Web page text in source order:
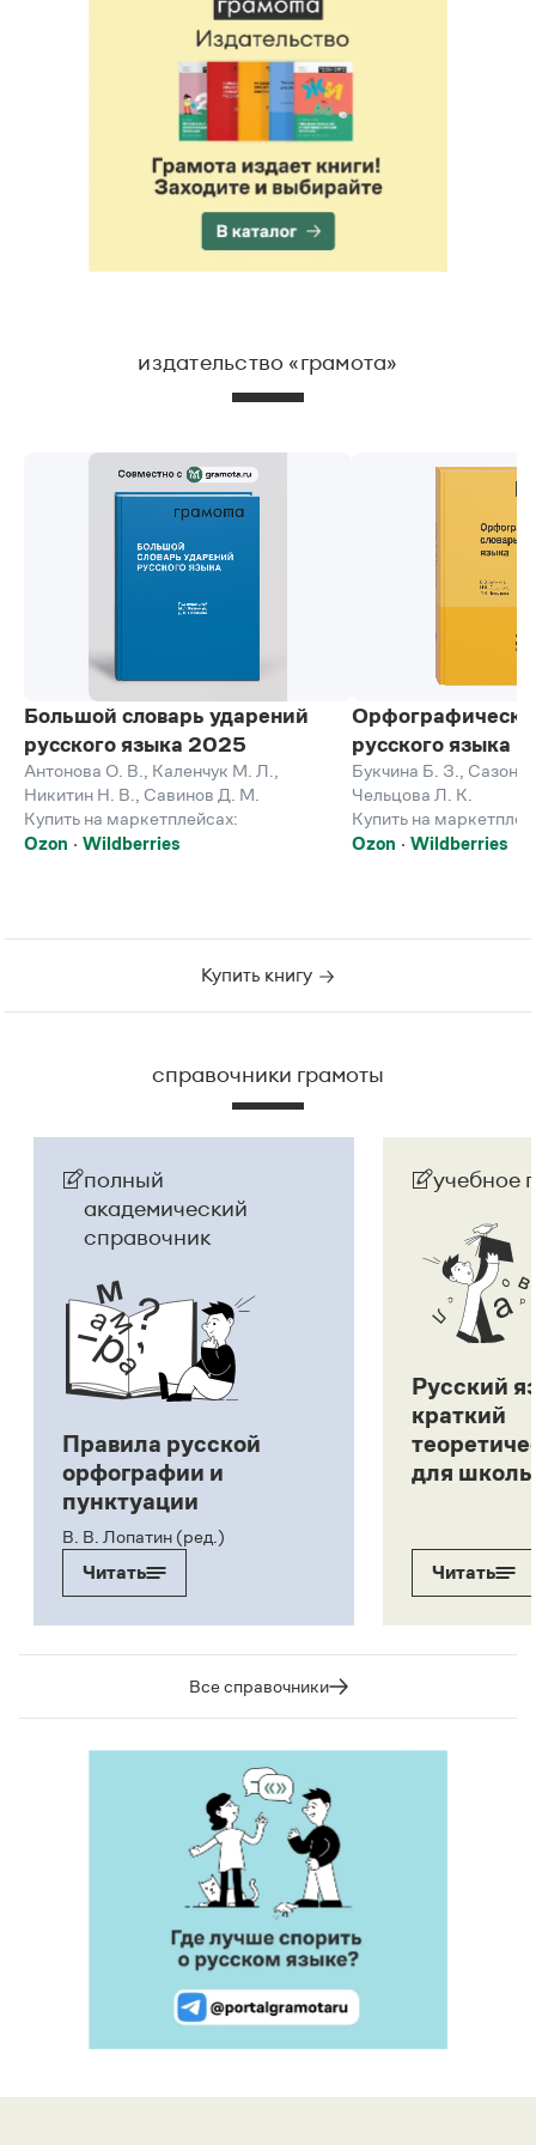
издательство «грамота»
Большой словарь ударений
русского языка 2025
Антонова О. В. Каленчук М. Л.
Никитин Н. В.
Савинов Д. М.
Купить на маркетплейсах:
Ozon
Wildberries
русского языка
Букчина Б. З.
Чельцова Л. К.
Купить на
Ozon
Wildberries
Купить книгу
справочники грамоты
полный
академический
справочник
Правила русской
орфографии и
пунктуации
В. В. Лопатин (ред.)
Читать
учебное
Русский
краткий
для
Читать
Все справочники